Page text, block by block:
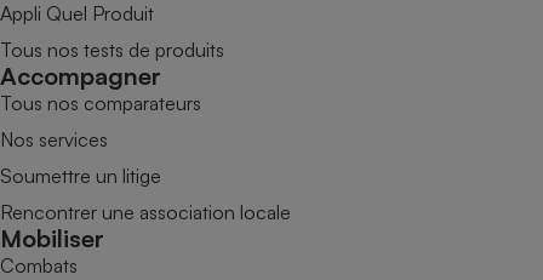
Appli Quel Produit
Tous nos tests de produits
Accompagner
Tous nos comparateurs
Nos services
Soumettre un litige
Rencontrer une association locale
Mobiliser
Combats